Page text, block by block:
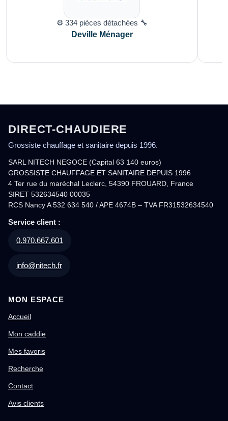
⚙️ 334 pièces détachées 🔧
Deville Ménager
DIRECT-CHAUDIERE
Grossiste chauffage et sanitaire depuis 1996.
SARL NITECH NEGOCE (Capital 63 140 euros)
GROSSISTE CHAUFFAGE ET SANITAIRE DEPUIS 1996
4 Ter rue du maréchal Leclerc, 54390 FROUARD, France
SIRET 532634540 00035
RCS Nancy A 532 634 540 / APE 4674B – TVA FR31532634540
Service client :
0.970.667.601
info@nitech.fr
MON ESPACE
Accueil
Mon caddie
Mes favoris
Recherche
Contact
Avis clients